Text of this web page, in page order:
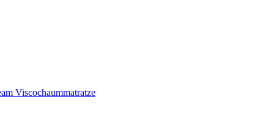
Viscochaummatratze